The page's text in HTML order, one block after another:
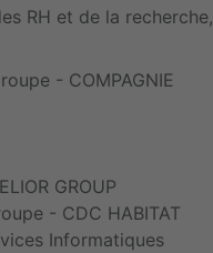
RH et de la recherche,
- COMPAGNIE
GROUP
- CDC HABITAT
Informatiques